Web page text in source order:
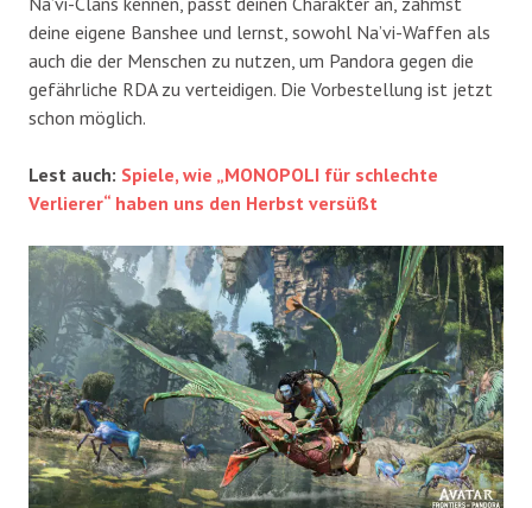
deine eigene Banshee und lernst, sowohl Na’vi-Waffen als
auch die der Menschen zu nutzen, um Pandora gegen die
gefährliche RDA zu verteidigen. Die Vorbestellung ist jetzt
schon möglich.
Lest auch: Spiele, wie „MONOPOLI für schlechte
Verlierer“ haben uns den Herbst versüßt